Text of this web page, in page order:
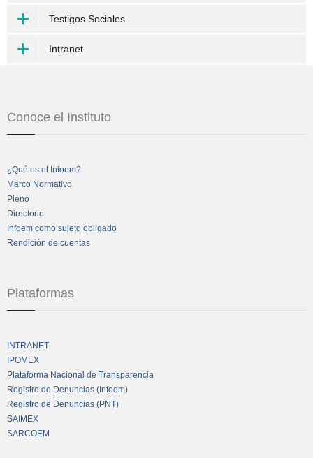
Testigos Sociales
Intranet
Conoce el Instituto
¿Qué es el Infoem?
Marco Normativo
Pleno
Directorio
Infoem como sujeto obligado
Rendición de cuentas
Plataformas
INTRANET
IPOMEX
Plataforma Nacional de Transparencia
Registro de Denuncias (Infoem)
Registro de Denuncias (PNT)
SAIMEX
SARCOEM